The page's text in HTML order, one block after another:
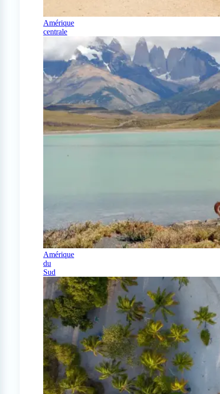
Amérique
centrale
Amérique
du
Sud